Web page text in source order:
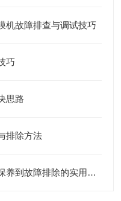
机故障排查与调试技巧
巧
思路
排除方法
正确维护全自动封膜机：从日常保养到故障排除的实用技巧